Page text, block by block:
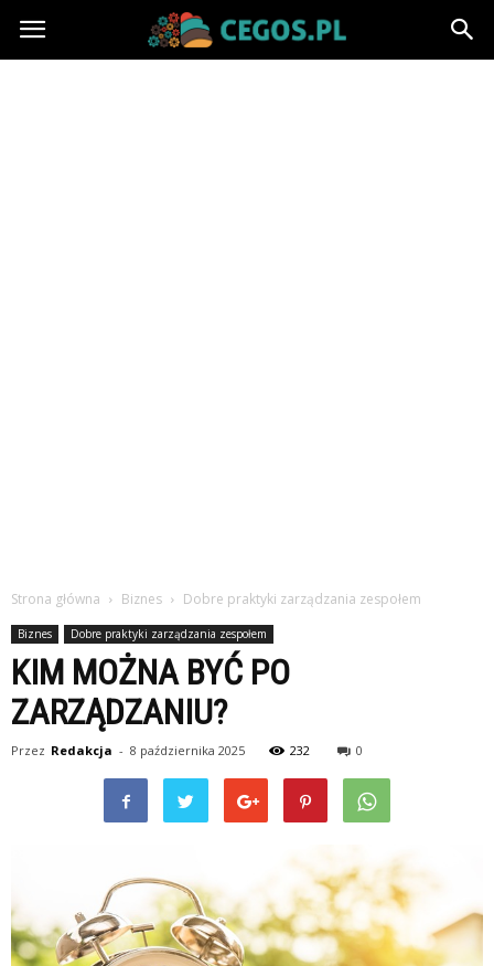
Cegos.pl
Strona główna Biznes Dobre praktyki zarządzania zespołem
Biznes Dobre praktyki zarządzania zespołem
KIM MOŻNA BYĆ PO
ZARZĄDZANIU?
Przez Redakcja - 8 października 2025 232 0